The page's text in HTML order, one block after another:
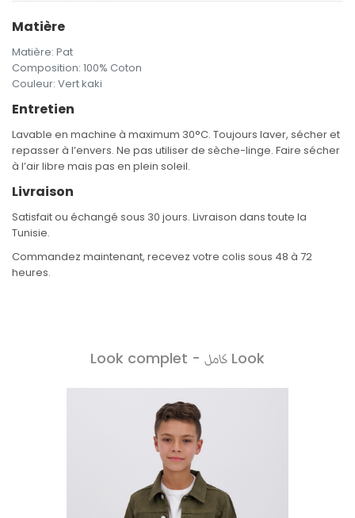
Matière
Matière: Pat
Composition: 100% Coton
Couleur: Vert kaki
Entretien
Lavable en machine à maximum 30°C. Toujours laver, sécher et
repasser à l’envers. Ne pas utiliser de sèche-linge. Faire sécher
à l’air libre mais pas en plein soleil.
Livraison
Satisfait ou échangé sous 30 jours. Livraison dans toute la
Tunisie.
Commandez maintenant, recevez votre colis sous 48 à 72
heures.
Look complet - كامل Look